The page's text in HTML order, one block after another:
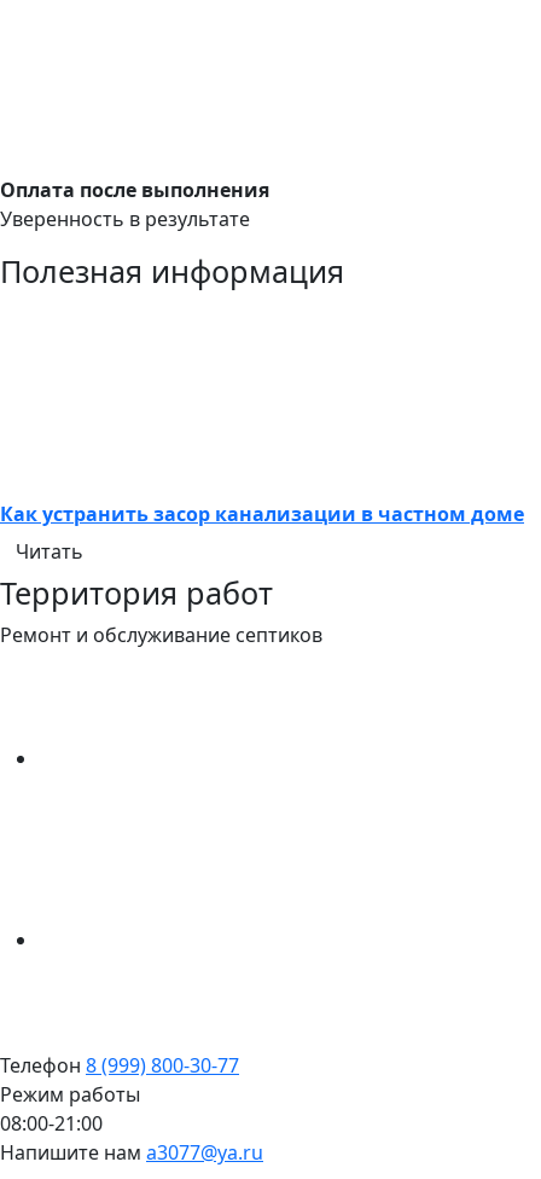
Оплата после выполнения
Уверенность в результате
Полезная информация
Как устранить засор канализации в частном доме
Читать
Территория работ
Ремонт и обслуживание септиков
Телефон 8 (999) 800-30-77
Режим работы
08:00-21:00
Напишите нам a3077@ya.ru